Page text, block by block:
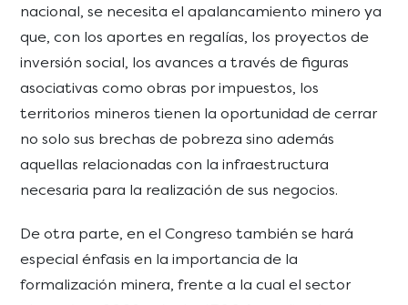
nacional, se necesita el apalancamiento minero ya
que, con los aportes en regalías, los proyectos de
inversión social, los avances a través de figuras
asociativas como obras por impuestos, los
territorios mineros tienen la oportunidad de cerrar
no solo sus brechas de pobreza sino además
aquellas relacionadas con la infraestructura
necesaria para la realización de sus negocios.
De otra parte, en el Congreso también se hará
especial énfasis en la importancia de la
formalización minera, frente a la cual el sector